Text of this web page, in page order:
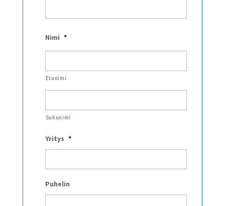
Nimi *
Etunimi
Sukunimi
Yritys *
Puhelin